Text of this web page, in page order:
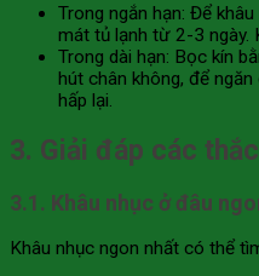
Trong ngắn hạn: Để
mát tủ lạnh từ 2-3 ngày.
Trong dài hạn: Bọc kín
hút chân không, để
hấp lại.
3. Giải đáp các
3.1. Khâu nhục ở đâu
Khâu nhục ngon nhất có thể